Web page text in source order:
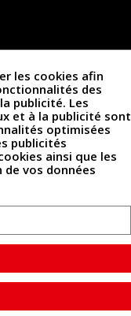
Quatrys 💙
les cookies afin
des
publicité. Les
et à la publicité sont
optimisées
publicités
ainsi que les
vos données